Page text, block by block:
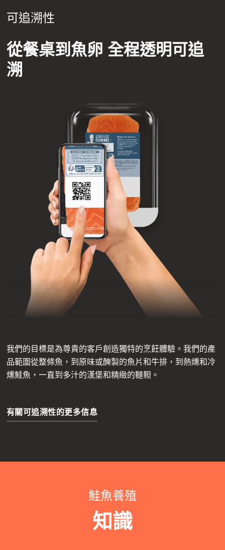
Mowi USA
可追溯性
從餐桌到魚卵 全程透明可追
溯
我們的目標是為尊貴的客戶創造獨特的烹飪體驗。我們的產
品範圍從整條魚，到原味或醃製的魚片和牛排，到熱燻和冷
燻鮭魚，一直到多汁的漢堡和精緻的韃靼。
有關可追溯性的更多信息
鮭魚養殖
知識